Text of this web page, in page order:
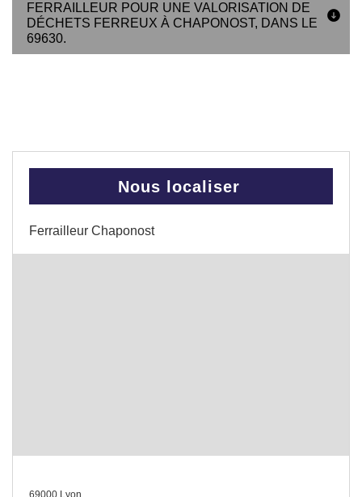
FERRAILLEUR POUR UNE VALORISATION DE
DÉCHETS FERREUX À CHAPONOST, DANS LE
69630.
Nous localiser
Ferrailleur Chaponost
69000 Lyon